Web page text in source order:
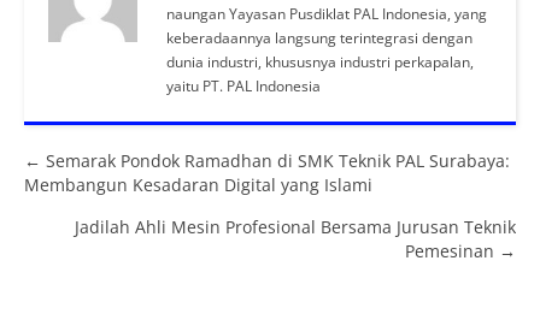
naungan Yayasan Pusdiklat PAL Indonesia, yang
keberadaannya langsung terintegrasi dengan
dunia industri, khususnya industri perkapalan,
yaitu PT. PAL Indonesia
Posts navigation
← Semarak Pondok Ramadhan di SMK Teknik PAL Surabaya:
Membangun Kesadaran Digital yang Islami
Jadilah Ahli Mesin Profesional Bersama Jurusan Teknik
Pemesinan →